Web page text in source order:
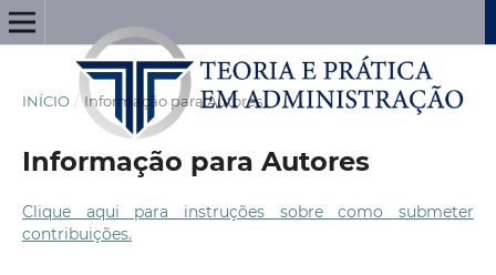
INÍCIO / Informação para Autores
Informação para Autores
Clique aqui para instruções sobre como submeter
contribuições.